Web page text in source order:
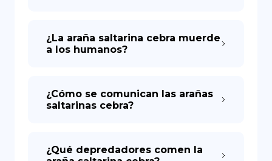
¿La araña saltarina cebra muerde
a los humanos?
¿Cómo se comunican las arañas
saltarinas cebra?
¿Qué depredadores comen la